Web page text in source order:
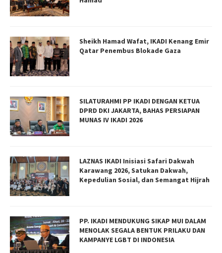
Sheikh Hamad Wafat, IKADI Kenang Emir
Qatar Penembus Blokade Gaza
SILATURAHMI PP IKADI DENGAN KETUA
DPRD DKI JAKARTA, BAHAS PERSIAPAN
MUNAS IV IKADI 2026
LAZNAS IKADI Inisiasi Safari Dakwah
Karawang 2026, Satukan Dakwah,
Kepedulian Sosial, dan Semangat Hijrah
PP. IKADI MENDUKUNG SIKAP MUI DALAM
MENOLAK SEGALA BENTUK PRILAKU DAN
KAMPANYE LGBT DI INDONESIA